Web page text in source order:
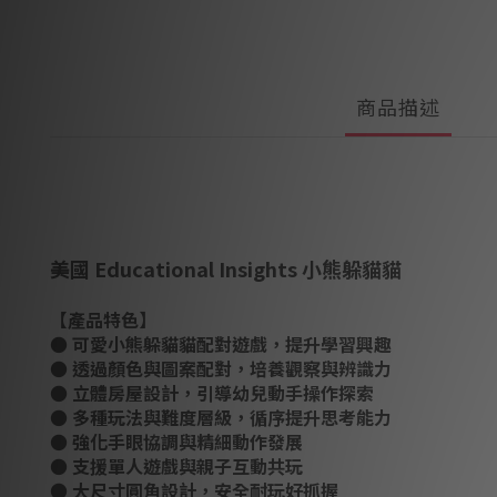
商品描述
美國 Educational Insights 小熊躲貓貓
【產品特色】
● 可愛小熊躲貓貓配對遊戲，提升學習興趣
● 透過顏色與圖案配對，培養觀察與辨識力
● 立體房屋設計，引導幼兒動手操作探索
● 多種玩法與難度層級，循序提升思考能力
● 強化手眼協調與精細動作發展
● 支援單人遊戲與親子互動共玩
● 大尺寸圓角設計，安全耐玩好抓握